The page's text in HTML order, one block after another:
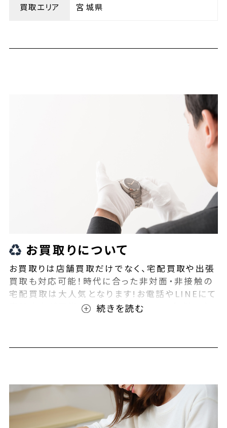
買取エリア 宮城県
お買取りについて
お買取りは店舗買取だけでなく、宅配買取や出張
買取も対応可能！時代に合った非対面・非接触の
宅配買取は大人気となります!お電話やLINEにて
事前査定が可能となっております！また無料の宅